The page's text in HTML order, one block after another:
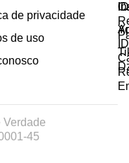
de privacidade
de uso
45